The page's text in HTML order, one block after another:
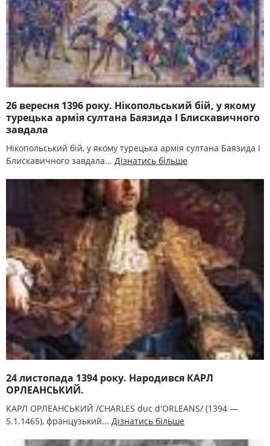
26 вересня 1396 року. Нікопольський бій, у якому
турецька армія султана Баязида І Блискавичного
завдала
Нікопольський бій, у якому турецька армія султана Баязида І
Блискавичного завдала... Дізнатись більше
24 листопада 1394 року. Народився КАРЛ
ОРЛЕАНСЬКИЙ.
КАРЛ ОРЛЕАНСЬКИЙ /CHARLES duc d'ORLEANS/ (1394 —
5.1.1465), французький... Дізнатись більше